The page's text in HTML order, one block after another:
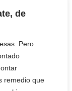
de
Pero
remedio que